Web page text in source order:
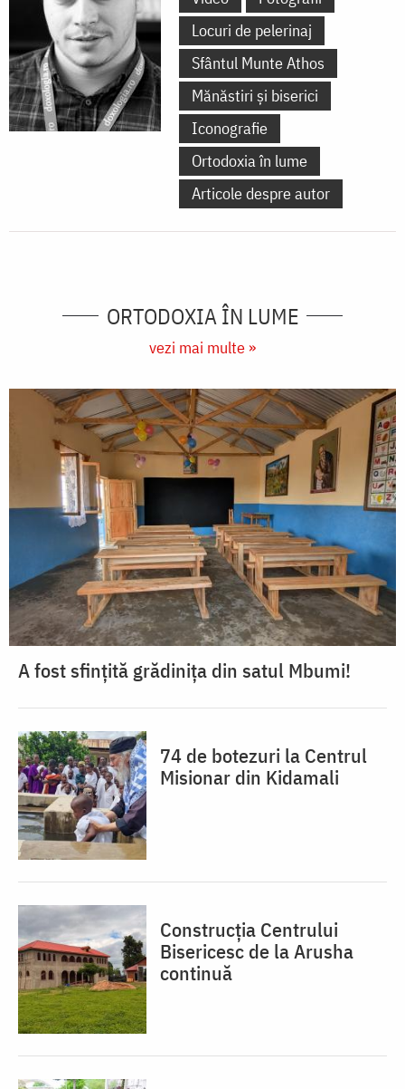
Locuri de pelerinaj
Sfântul Munte Athos
Mănăstiri și biserici
Iconografie
Ortodoxia în lume
Articole despre autor
ORTODOXIA ÎN LUME
vezi mai multe »
A fost sfințită grădinița din satul Mbumi!
74 de botezuri la Centrul
Misionar din Kidamali
Construcția Centrului
Bisericesc de la Arusha
continuă